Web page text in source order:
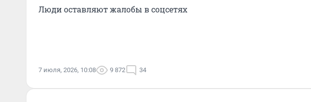
Люди оставляют жалобы в соцсетях
7 июля, 2026, 10:08 9 872 34